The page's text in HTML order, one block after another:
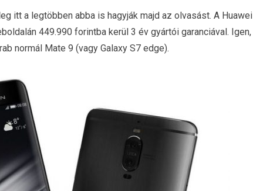
itt a legtöbben abba is hagyják majd az olvasást. A Huawei
449.990 forintba kerül 3 év gyártói garanciával. Igen,
normál Mate 9 (vagy Galaxy S7 edge).